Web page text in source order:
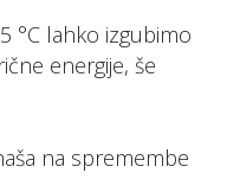
°C lahko izgubimo
energije, še
na spremembe